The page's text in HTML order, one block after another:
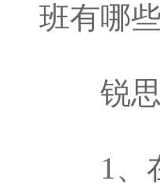
班有哪
锐思
1、在